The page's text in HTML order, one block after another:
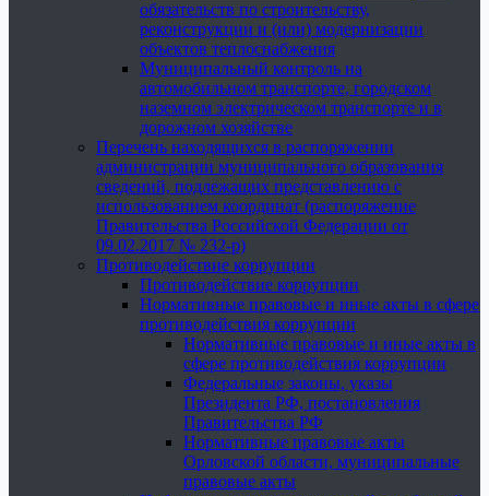
обязательств по строительству,
реконструкции и (или) модернизации
объектов теплоснабжения
Муниципальный контроль на
автомобильном транспорте, городском
наземном электрическом транспорте и в
дорожном хозяйстве
Перечень находящихся в распоряжении
администрации муниципального образования
сведений, подлежащих представлению с
использованием координат (распоряжение
Правительства Российской Федерации от
09.02.2017 № 232-р)
Противодействие коррупции
Противодействие коррупции
Нормативные правовые и иные акты в сфере
противодействия коррупции
Нормативные правовые и иные акты в
сфере противодействия коррупции
Федеральные законы, указы
Президента РФ, постановления
Правительства РФ
Нормативные правовые акты
Орловской области, муниципальные
правовые акты